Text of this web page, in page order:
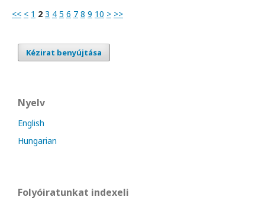
<< < 1 2 3 4 5 6 7 8 9 10 > >>
Kézirat benyújtása
Nyelv
English
Hungarian
Folyóiratunkat indexeli